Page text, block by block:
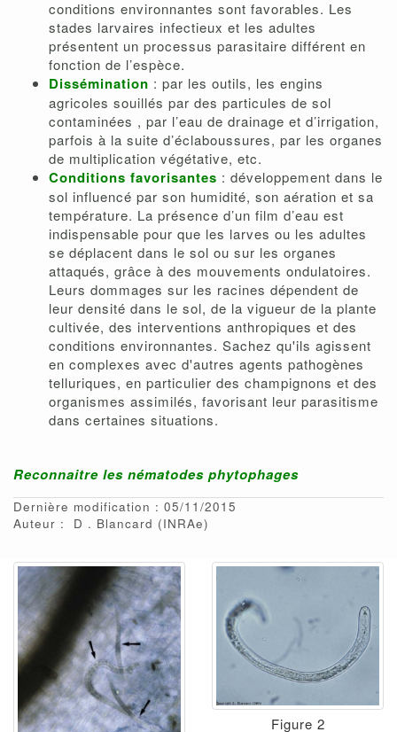
conditions environnantes sont favorables. Les
stades larvaires infectieux et les adultes
présentent un processus parasitaire différent en
fonction de l’espèce.
Dissémination : par les outils, les engins
agricoles souillés par des particules de sol
contaminées , par l’eau de drainage et d’irrigation,
parfois à la suite d’éclaboussures, par les organes
de multiplication végétative, etc.
Conditions favorisantes : développement dans le
sol influencé par son humidité, son aération et sa
température. La présence d’un film d’eau est
indispensable pour que les larves ou les adultes
se déplacent dans le sol ou sur les organes
attaqués, grâce à des mouvements ondulatoires.
Leurs dommages sur les racines dépendent de
leur densité dans le sol, de la vigueur de la plante
cultivée, des interventions anthropiques et des
conditions environnantes. Sachez qu'ils agissent
en complexes avec d'autres agents pathogènes
telluriques, en particulier des champignons et des
organismes assimilés, favorisant leur parasitisme
dans certaines situations.
Reconnaitre les nématodes phytophages
Dernière modification : 05/11/2015
Auteur :
D Blancard (INRAe)
Figure 2